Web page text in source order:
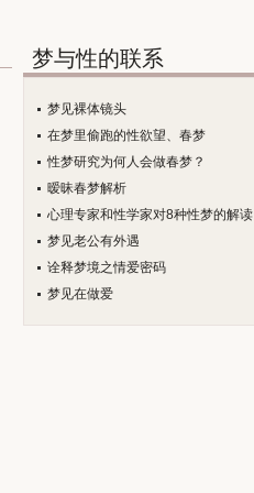
梦与性的联系
梦见裸体镜头
在梦里偷跑的性欲望、春梦
性梦研究为何人会做春梦？
暧昧春梦解析
心理专家和性学家对8种性梦的解读
梦见老公有外遇
诠释梦境之情爱密码
梦见在做爱